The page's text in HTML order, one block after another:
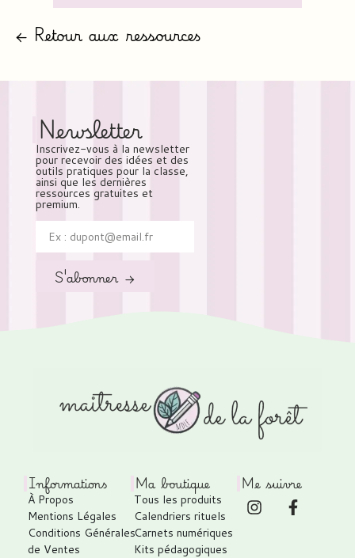
← Retour aux ressources
Newsletter
Inscrivez-vous à la newsletter
pour recevoir des idées et des
outils pratiques pour la classe,
ainsi que les dernières
ressources gratuites et
premium.
S'abonner →
Informations
À Propos
Mentions Légales
Conditions Générales
de Ventes
Ma boutique
Tous les produits
Calendriers rituels
Carnets numériques
Kits pédagogiques
Me suivre